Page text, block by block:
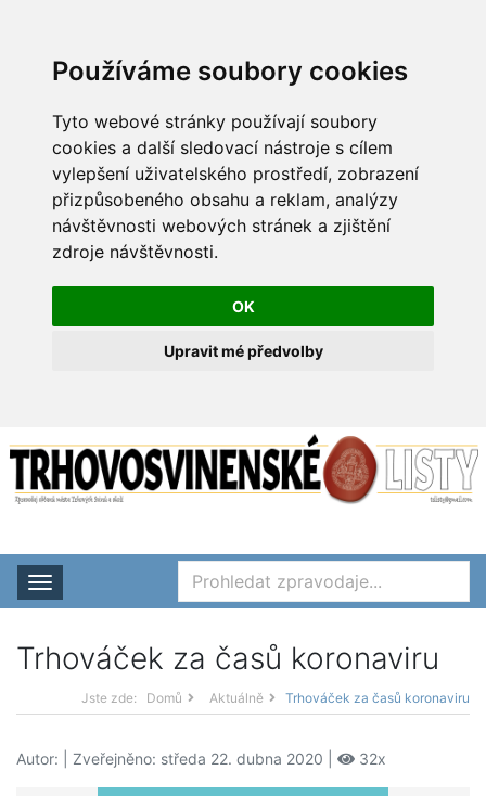
Používáme soubory cookies
Tyto webové stránky používají soubory
cookies a další sledovací nástroje s cílem
vylepšení uživatelského prostředí, zobrazení
přizpůsobeného obsahu a reklam, analýzy
návštěvnosti webových stránek a zjištění
zdroje návštěvnosti.
OK
Upravit mé předvolby
Rozbalit nabídku
Trhováček za časů koronaviru
Jste zde: Domů Aktuálně Trhováček za časů koronaviru
Autor: | Zveřejněno: středa 22. dubna 2020 | 32x